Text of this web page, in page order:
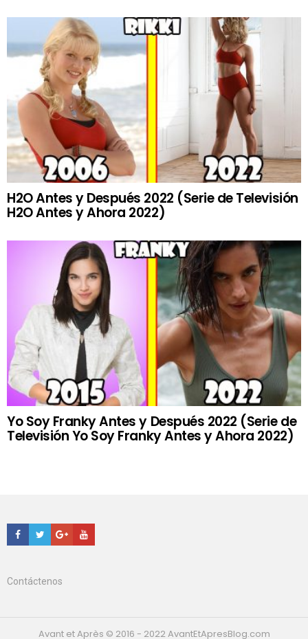
H2O Antes y Después 2022 (Serie de Televisión
H2O Antes y Ahora 2022)
Yo Soy Franky Antes y Después 2022 (Serie de
Televisión Yo Soy Franky Antes y Ahora 2022)
Facebook
TwitterGoogle+Youtube
Contáctenos
Avant et Après © 2016 - 2022 AvantEtApresBlog.com